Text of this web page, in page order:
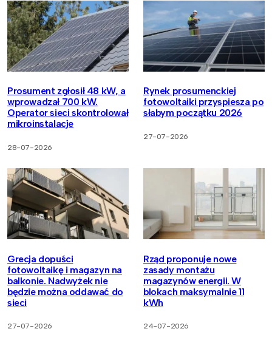
Prosument zgłosił 48 kW, a
wprowadzał 700 kW.
Operator sieci skontrolował
mikroinstalacje
28-07-2026
Rynek prosumenckiej
fotowoltaiki przyspiesza po
słabym początku 2026
27-07-2026
Grecja dopuści
fotowoltaikę i magazyn na
balkonie. Nadwyżek nie
będzie można oddawać do
sieci
27-07-2026
Rząd proponuje nowe
zasady montażu
magazynów energii. W
blokach maksymalnie 11
kWh
24-07-2026